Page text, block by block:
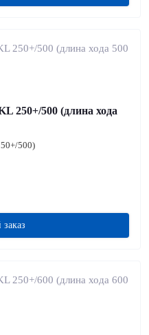
250+/500 (длина хода
500)